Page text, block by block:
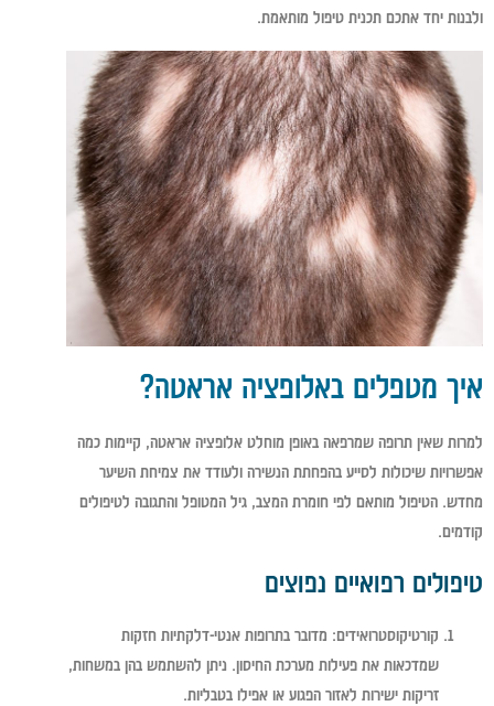
ולבנות יחד אתכם תכנית טיפול מותאמת.
איך מטפלים באלופציה אראטה?
למרות שאין תרופה שמרפאה באופן מוחלט אלופציה אראטה, קיימות כמה
אפשרויות שיכולות לסייע בהפחתת הנשירה ולעודד את צמיחת השיער
מחדש. הטיפול מותאם לפי חומרת המצב, גיל המטופל והתגובה לטיפולים
קודמים.
טיפולים רפואיים נפוצים
קורטיקוסטרואידים: מדובר בתרופות אנטי-דלקתיות חזקות
שמדכאות את פעילות מערכת החיסון. ניתן להשתמש בהן במשחות,
זריקות ישירות לאזור הפגוע או אפילו בטבליות.